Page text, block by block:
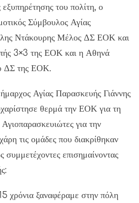
του πολίτη, ο
Σύμβουλος Αγίας
Ντάκουρης Μέλος ΔΣ ΕΟΚ και
3×3 της ΕΟΚ και η Αθηνά
ΔΣ της ΕΟΚ.
Αγίας Παρασκευής Γιάννης
θερμά την ΕΟΚ για τη
για την
τις ομάδες που διακρίθηκαν
συμμετέχοντες επισημαίνοντας
χρόνια ξαναφέραμε στην πόλη